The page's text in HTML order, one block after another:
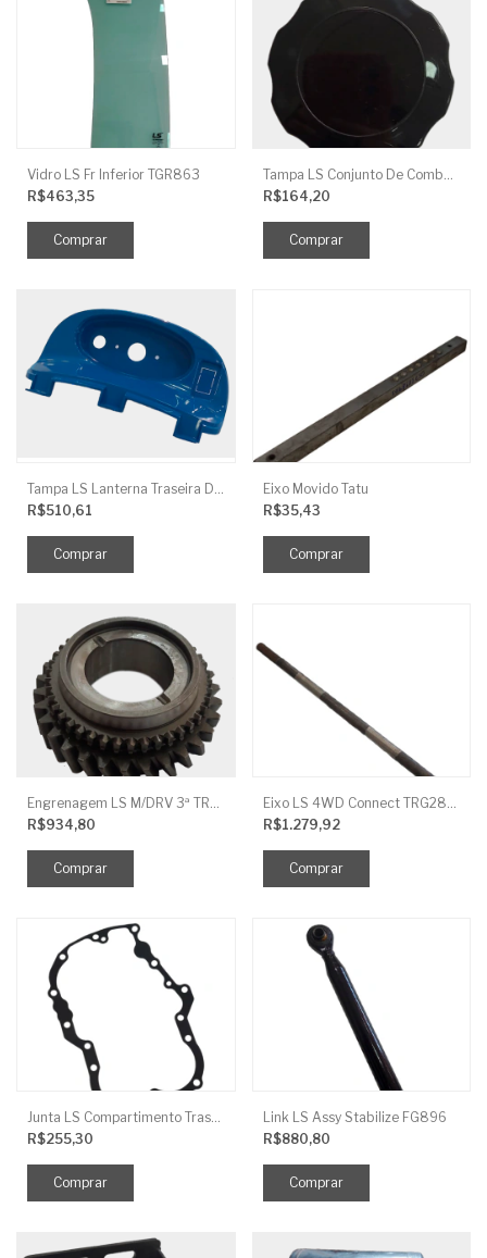
Vidro LS Fr Inferior TGR863
R$463,35
R$164,20
R$510,61
Eixo Movido Tatu
R$35,43
R$934,80
R$1.279,92
R$255,30
Link LS Assy Stabilize FG896
R$880,80